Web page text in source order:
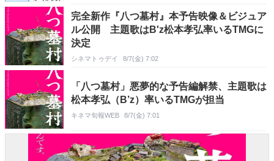
完全新作『八つ墓村』本予告映像＆ビジュア
ル公開 主題歌はB'z松本孝弘率いるTMGに
決定
シネマトゥデイ 8/7(金) 7:02
「八つ墓村」悪夢的な予告編解禁、主題歌は
松本孝弘（B’z）率いるTMGが担当
キネマ旬報WEB 8/7(金) 7:01